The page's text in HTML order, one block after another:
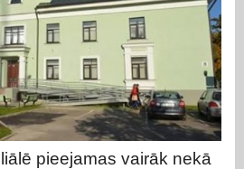
pieejamas vairāk nekā